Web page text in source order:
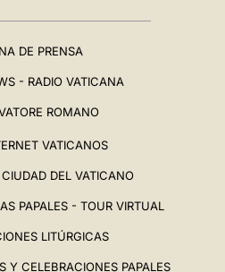
DE PRENSA
- RADIO VATICANA
ROMANO
VATICANOS
DEL VATICANO
PAPALES - TOUR VIRTUAL
LITÚRGICAS
Y CELEBRACIONES PAPALES